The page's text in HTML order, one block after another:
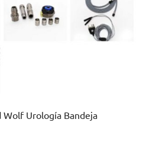
Wolf Urología Bandeja